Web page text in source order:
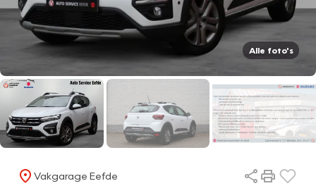
Alle foto's
Vakgarage Eefde